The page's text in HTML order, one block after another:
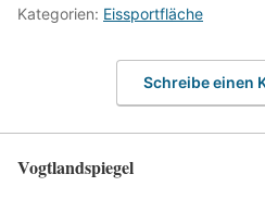
Kategorien: Eissportfläche
Schreibe einen
Vogtlandspiegel